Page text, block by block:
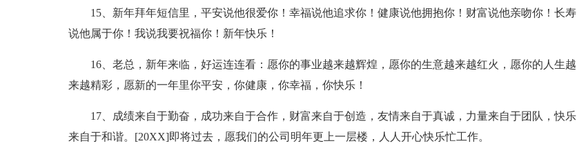
15、新年拜年短信里，平安说他很爱你！幸福说他追求你！健康说他拥抱你！财富说他亲吻你！长寿
说他属于你！我说我要祝福你！新年快乐！
16、老总，新年来临，好运连连看：愿你的事业越来越辉煌，愿你的生意越来越红火，愿你的人生越
来越精彩，愿新的一年里你平安，你健康，你幸福，你快乐！
17、成绩来自于勤奋，成功来自于合作，财富来自于创造，友情来自于真诚，力量来自于团队，快乐
来自于和谐。[20XX]即将过去，愿我们的公司明年更上一层楼，人人开心快乐忙工作。